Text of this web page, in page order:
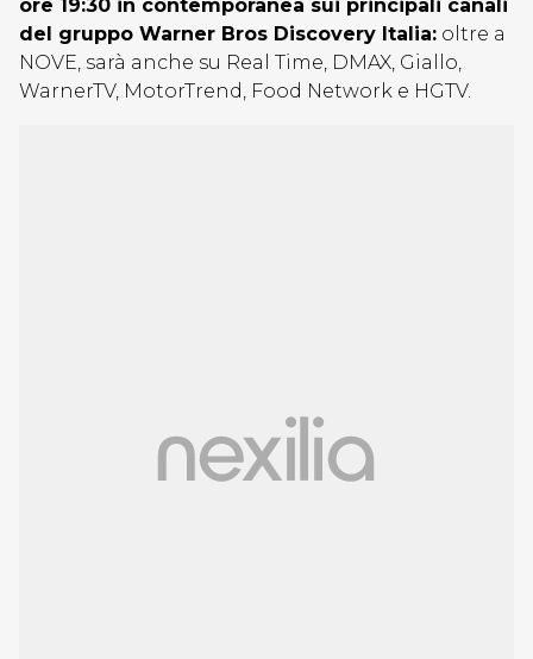
ore 19:30 in contemporanea sui principali canali
del gruppo Warner Bros Discovery Italia: oltre a
NOVE, sarà anche su Real Time, DMAX, Giallo,
WarnerTV, MotorTrend, Food Network e HGTV.